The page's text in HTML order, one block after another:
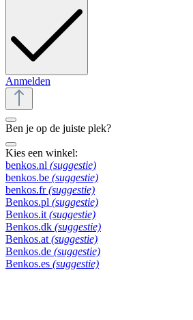
Anmelden
Ben je op de juiste plek?
Kies een winkel:
benkos.nl (suggestie)
benkos.be (suggestie)
benkos.fr (suggestie)
Benkos.pl (suggestie)
Benkos.it (suggestie)
Benkos.dk (suggestie)
Benkos.at (suggestie)
Benkos.de (suggestie)
Benkos.es (suggestie)